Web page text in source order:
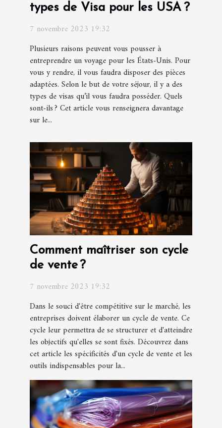
types de Visa pour les USA ?
7 novembre 2023 19:32
Plusieurs raisons peuvent vous pousser à
entreprendre un voyage pour les États-Unis. Pour
vous y rendre, il vous faudra disposer des pièces
adaptées. Selon le but de votre séjour, il y a des
types de visas qu’il vous faudra posséder. Quels
sont-ils ? Cet article vous renseignera davantage
sur le...
Comment maîtriser son cycle
de vente ?
7 novembre 2023 19:32
Dans le souci d'être compétitive sur le marché, les
entreprises doivent élaborer un cycle de vente. Ce
cycle leur permettra de se structurer et d'atteindre
les objectifs qu'elles se sont fixés. Découvrez dans
cet article les spécificités d'un cycle de vente et les
outils indispensables pour la...